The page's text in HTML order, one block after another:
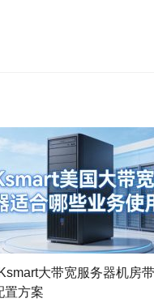
大带宽服务器机房
置方案